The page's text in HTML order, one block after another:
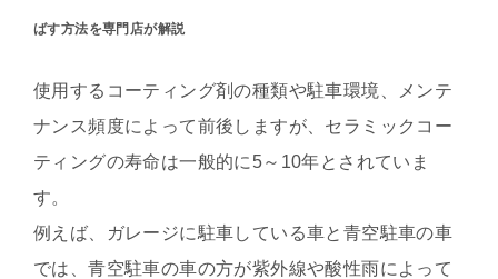
ばす方法を専門店が解説
使用するコーティング剤の種類や駐車環境、メンテ
ナンス頻度によって前後しますが、セラミックコー
ティングの寿命は一般的に5～10年とされていま
す。
例えば、ガレージに駐車している車と青空駐車の車
では、青空駐車の車の方が紫外線や酸性雨によって